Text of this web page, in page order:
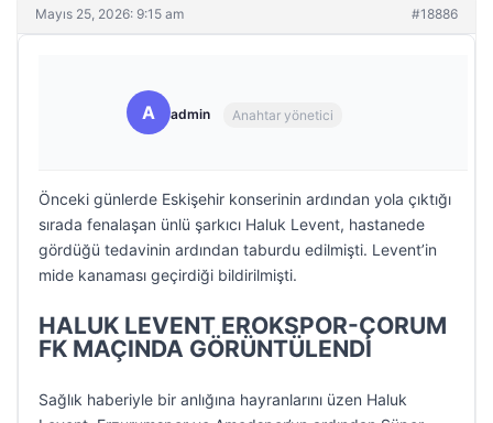
Mayıs 25, 2026: 9:15 am #18886
A admin Anahtar yönetici
Önceki günlerde Eskişehir konserinin ardından yola çıktığı
sırada fenalaşan ünlü şarkıcı Haluk Levent, hastanede
gördüğü tedavinin ardından taburdu edilmişti. Levent’in
mide kanaması geçirdiği bildirilmişti.
HALUK LEVENT EROKSPOR-ÇORUM
FK MAÇINDA GÖRÜNTÜLENDİ
Sağlık haberiyle bir anlığına hayranlarını üzen Haluk